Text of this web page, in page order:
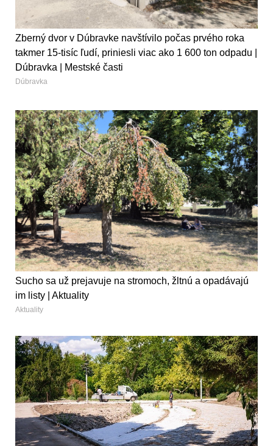
Zberný dvor v Dúbravke navštívilo počas prvého roka
takmer 15-tisíc ľudí, priniesli viac ako 1 600 ton odpadu |
Dúbravka | Mestské časti
Dúbravka
Sucho sa už prejavuje na stromoch, žltnú a opadávajú
im listy | Aktuality
Aktuality